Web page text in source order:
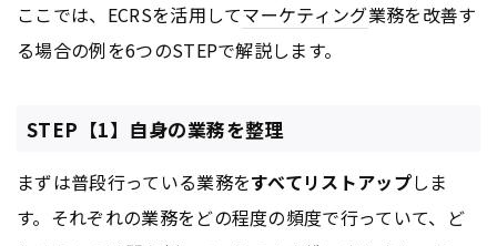
ここでは、ECRSを活用してマーケティング業務を改善す
る場合の例を6つのSTEPで解説します。
STEP【1】自身の業務を整理
まずは普段行っている業務をすべてリストアップしま
す。それぞれの業務をどの程度の頻度で行っていて、ど